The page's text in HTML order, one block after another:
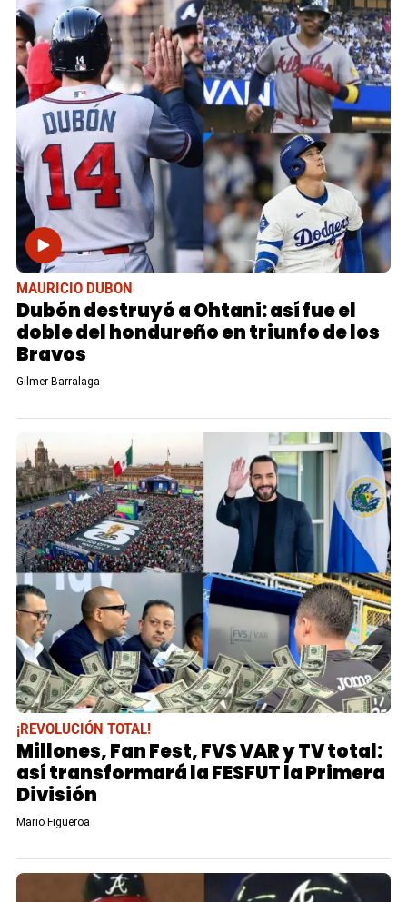
MAURICIO DUBON
Dubón destruyó a Ohtani: así fue el
doble del hondureño en triunfo de los
Bravos
Gilmer Barralaga
¡REVOLUCIÓN TOTAL!
Millones, Fan Fest, FVS VAR y TV total:
así transformará la FESFUT la Primera
División
Mario Figueroa